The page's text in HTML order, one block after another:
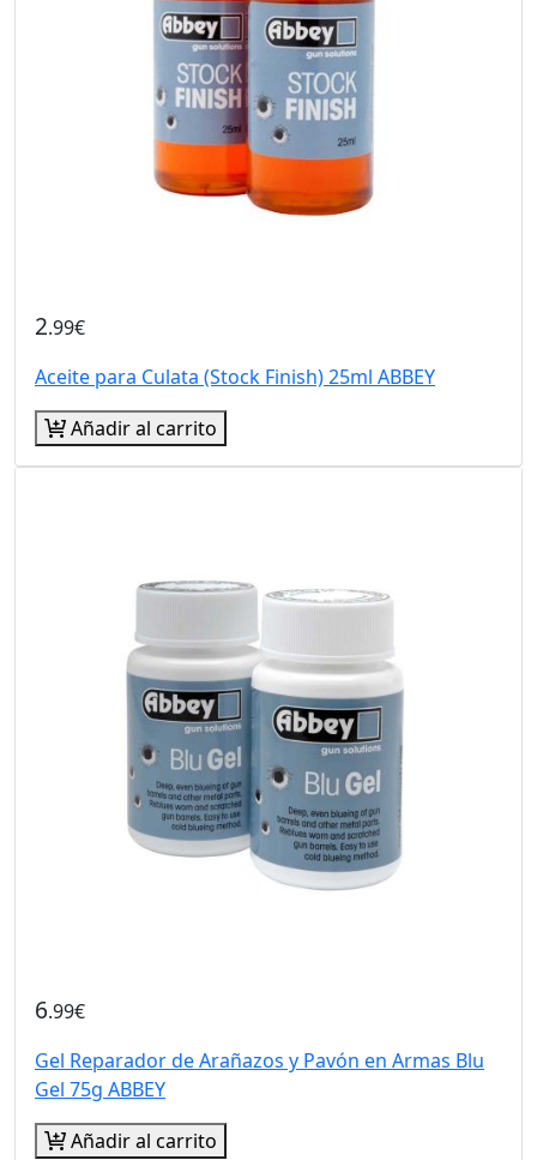
2.99€
Aceite para Culata (Stock Finish) 25ml ABBEY
Añadir al carrito
6.99€
Gel Reparador de Arañazos y Pavón en Armas Blu
Gel 75g ABBEY
Añadir al carrito